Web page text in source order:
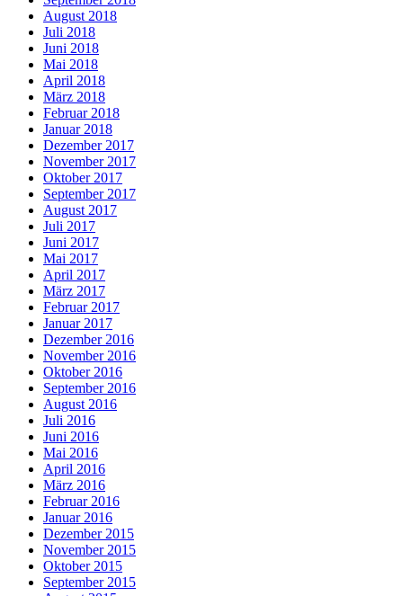
August 2018
Juli 2018
Juni 2018
Mai 2018
April 2018
März 2018
Februar 2018
Januar 2018
Dezember 2017
November 2017
Oktober 2017
September 2017
August 2017
Juli 2017
Juni 2017
Mai 2017
April 2017
März 2017
Februar 2017
Januar 2017
Dezember 2016
November 2016
Oktober 2016
September 2016
August 2016
Juli 2016
Juni 2016
Mai 2016
April 2016
März 2016
Februar 2016
Januar 2016
Dezember 2015
November 2015
Oktober 2015
September 2015